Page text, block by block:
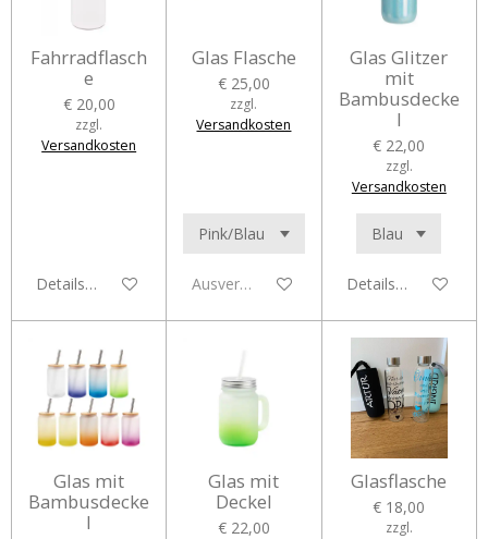
Fahrradflasch
e
€ 20,00
zzgl.
Versandkosten
Details anzeigen
Glas Flasche
€ 25,00
zzgl.
Versandkosten
Ausverkauft
Glas Glitzer
mit
Bambusdecke
l
€ 22,00
zzgl.
Versandkosten
Details anzeigen
Glas mit
Bambusdecke
l
Glas mit
Deckel
€ 22,00
Glasflasche
€ 18,00
zzgl.